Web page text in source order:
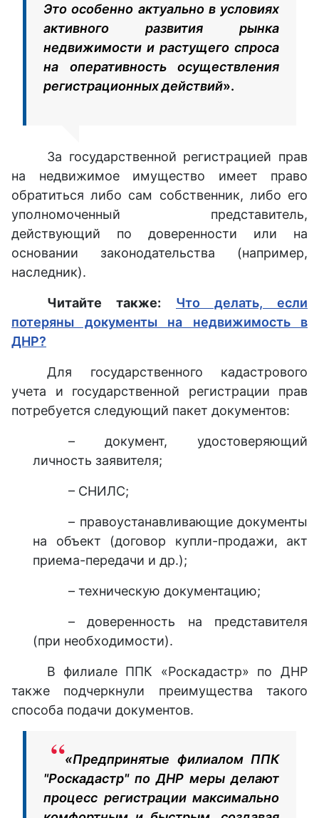
Это особенно актуально в условиях
активного развития рынка
недвижимости и растущего спроса
на оперативность осуществления
регистрационных действий».
За государственной регистрацией прав
на недвижимое имущество имеет право
обратиться либо сам собственник, либо его
уполномоченный представитель,
действующий по доверенности или на
основании законодательства (например,
наследник).
Читайте также:
Что делать, если
потеряны документы на недвижимость в
ДНР?
Для государственного кадастрового
учета и государственной регистрации прав
потребуется следующий пакет документов:
– документ, удостоверяющий
личность заявителя;
– СНИЛС;
– правоустанавливающие документы
на объект (договор купли-продажи, акт
приема-передачи и др.);
– техническую документацию;
– доверенность на представителя
(при необходимости).
В
филиале ППК «Роскадастр» по ДНР
также подчеркнули преимущества такого
способа подачи документов.
«Предпринятые филиалом ППК
"Роскадастр" по ДНР меры делают
процесс регистрации максимально